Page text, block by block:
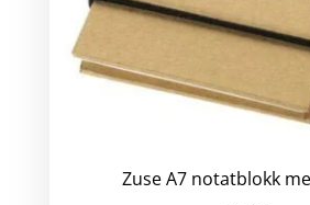
Zuse A7 notatblokk